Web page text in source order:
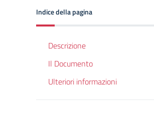
Indice della pagina
Descrizione
Il Documento
Ulteriori informazioni